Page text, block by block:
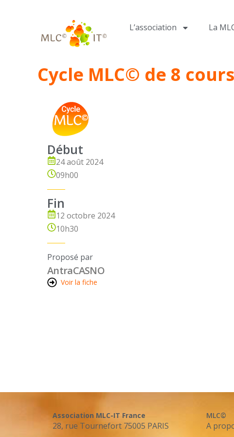
L’association La
Cycle MLC© de 8
Début
24 août 2024
09h00
Fin
12 octobre 2024
10h30
Proposé par
AntraCASNO
Voir la fiche
Association MLC-IT France
28, rue Tournefort 75005 PARIS
MLC©
A